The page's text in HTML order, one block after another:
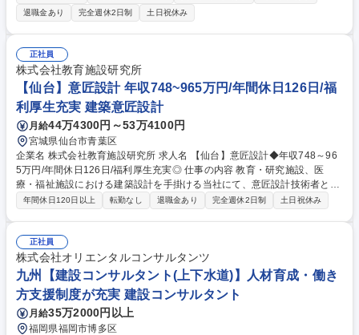
提案が可能です。 ■公園や道の駅等は地域と主に個性豊かな賑わいの場と
して機能してきました。今後は安全対策や文化の交流出来る機能が要求さ
れています。これらのニーズに応えるため、積極的に新たな技術/工法/手
法を用いた、次世代に残る橋の設計に携わります。 《計画・設計事例》道
の駅「しんぐう」の指定管理者、公園の運営管理、帰還民社会復帰・コミ
ュニティ開発支援計画（アフガニスタン国） 募集職種 関東【建設コンサ
ルタント(地域活性化事業)】人材育成・働き方支援制度が充実
退職金あり
完全週休2日制 土日祝休み
正社員
株式会社教育施設研究所
【仙台】意匠設計 年収748~965万円/年間休日126日/福
利厚生充実 建築意匠設計
月給44万4300円～53万4100円
宮城県仙台市青葉区
企業名 株式会社教育施設研究所 求人名 【仙台】意匠設計◆年収748～96
5万円/年間休日126日/福利厚生充実◎ 仕事の内容 教育・研究施設、医
療・福祉施設における建築設計を手掛ける当社にて、意匠設計技術者とし
て、コンセプトの設定や計画・デザインなどの基本計画から実施設計・監
本方針の設定 ＜企画・構造・調査＞ ■土地・施設の有効活用の調査・検
討・企画立案 （業務内容の変更の範囲:当社業務全般） 募集職種 【仙台】
意匠設計◆年収748～965万円/年間休日126日/福利厚生充実◎
年間休日120日以上 転勤なし 退職金あり 完全週休2日制 土日祝休み
正社員
株式会社オリエンタルコンサルタンツ
九州【建設コンサルタント(上下水道)】人材育成・働き
方支援制度が充実 建設コンサルタント
月給35万2000円以上
福岡県福岡市博多区